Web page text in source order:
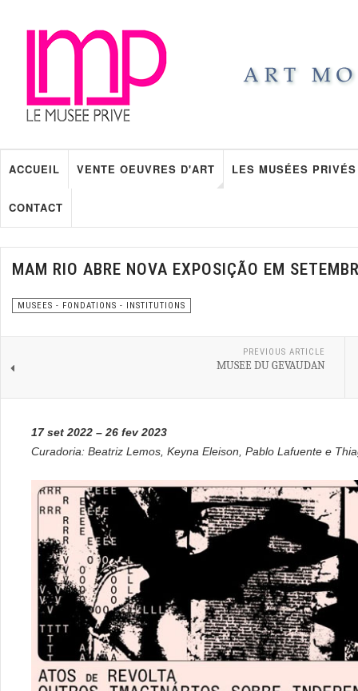
ACCUEIL VENTE OEUVRES D'ART LES MUSÉES PRIVÉS
CONTACT
MAM RIO ABRE NOVA EXPOSIÇÃO EM
MUSEES - FONDATIONS - INSTITUTIONS
PREVIOUS ARTICLE
MUSEE DU GEVAUDAN
17 set 2022 – 26 fev 2023
Curadoria: Beatriz Lemos, Keyna Eleison, Pablo Lafuente e